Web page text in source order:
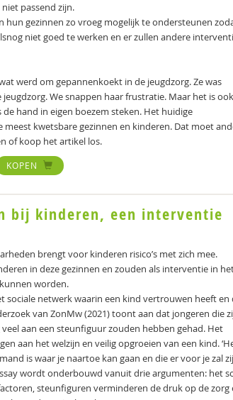
passend zijn.
hun gezinnen zo vroeg mogelijk te ondersteunen
niet goed te werken en er zullen andere
werd om­ gepannenkoekt in de jeugdzorg. Ze was
We snappen haar frustratie. Maar het is ook
hand in eigen boezem steken. Het hui­dige
kwetsbare gezinnen en kinderen. Dat moet
of koop het artikel los.
KOPEN
bij kinderen, een interventie
brengt voor kinderen risico’s met zich mee.
in deze gezinnen en zouden als interventie in
worden.
sociale netwerk waarin een kind vertrouwen heeft en
van ZonMw (2021) toont aan dat jongeren die
aan een steunfiguur zouden hebben gehad. Het
aan het welzijn en veilig opgroeien van een kind.
is waar je naartoe kan gaan en die er voor je zal
wordt onderbouwd vanuit drie argumenten: het
steunfiguren verminderen de druk op de zorg